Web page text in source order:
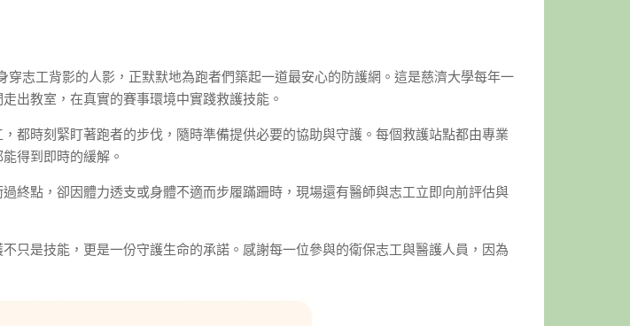
志工背影的人影，正默默地為跑者們築起一道最安心的防護網。這是慈濟大學每年一
出教室，在真實的賽事環境中實踐救護技能。
都時刻緊盯著跑者的步伐，隨時準備提供必要的協助與守護。每個救護站點都由專業
得到即時的緩解。
終點，卻因體力透支或身體不適而步履蹣跚時，現場還有醫師與志工立即向前評估與
只是技能，更是一份守護生命的承諾。感謝每一位參與的衛保志工與醫護人員，因為